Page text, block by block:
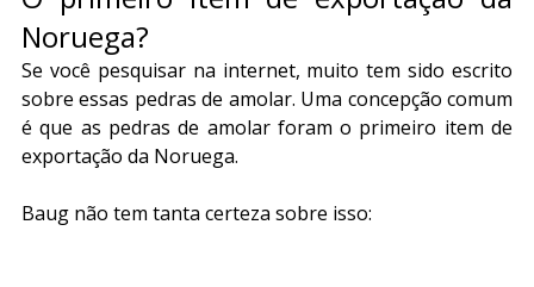
Noruega?
Se você pesquisar na internet, muito tem sido escrito
sobre essas pedras de amolar. Uma concepção comum
é que as pedras de amolar foram o primeiro item de
exportação da Noruega.
Baug não tem tanta certeza sobre isso: